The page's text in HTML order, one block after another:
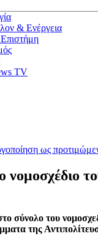
& Ενέργεια
TV
ως
σύνολο του
της